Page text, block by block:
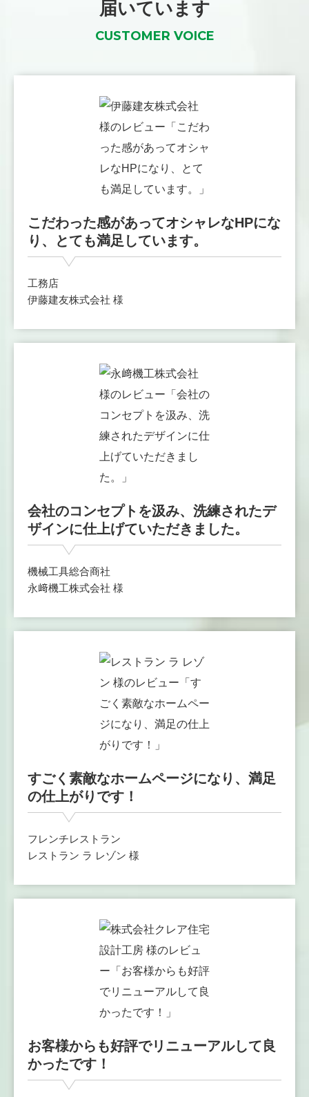
届いています
CUSTOMER VOICE
こだわった感があってオシャレなHPにな
り、とても満足しています。
工務店
伊藤建友株式会社 様
会社のコンセプトを汲み、洗練されたデ
ザインに仕上げていただきました。
機械工具総合商社
永﨑機工株式会社 様
すごく素敵なホームページになり、満足
の仕上がりです！
フレンチレストラン
レストラン ラ レゾン 様
お客様からも好評でリニューアルして良
かったです！